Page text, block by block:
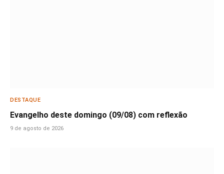
DESTAQUE
Evangelho deste domingo (09/08) com reflexão
9 de agosto de 2026